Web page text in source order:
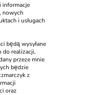
informacje
nowych
i usługach
będą wysyłane
do realizacji,
przeze mnie
będzie
z
oraz